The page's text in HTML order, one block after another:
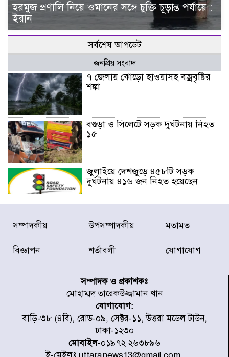
হরমুজ প্রণালি নিয়ে ওমানের সঙ্গে চুক্তি চূড়ান্ত পর্যায়ে :
ইরান
সর্বশেষ আপডেট
জনপ্রিয় সংবাদ
৭ জেলায় ঝোড়ো হাওয়াসহ বজ্রবৃষ্টির
শঙ্কা
বগুড়া ও সিলেটে সড়ক দুর্ঘটনায় নিহত
১৫
জুলাইয়ে দেশজুড়ে ৪৫৮টি সড়ক
দুর্ঘটনায় ৪১৬ জন নিহত হয়েছেন
হারিয়ে যাওয়া শিশুকে পরিবারের কাছে
ফিরিয়ে প্রশংসায় ভাসছেন খিলক্ষেত
স্মৃতি জাদুঘর
রাজধানীর উত্তরা আঞ্চলিক পাসপোর্ট
অফিসের সামনে দালাল চক্রের ১৩ জন
সদস্যকে বিভিন্ন মেয়াদে সাজা প্রদান
করেছে র‌্যাব-১
সম্পাদকীয় উপসম্পাদকীয় মতামত
বিজ্ঞাপন শর্তাবলী যোগাযোগ
সম্পাদক ও প্রকাশকঃ
মোহাম্মদ তারেকউজ্জামান খান
যোগাযোগ:
বাড়ি-৩৮ (৪বি), রোড-০৯, সেক্টর-১১, উত্তরা মডেল টাউন,
ঢাকা-১২৩০
মোবাইল-০১৯৭২ ২৬৩৮৯৬